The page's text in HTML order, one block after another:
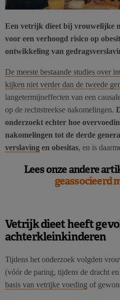
Een vetrijk dieet bij vrouwelijke
voor een verhoogd risico op
ontwikkeling van
De meeste bestaande studies over
kijken niet verder dan de tweede
langetermijneffecten van een
op de rechtstreekse nakomelingen.
onderzoekt echter hoe
nakomelingen tot de derde
verslaving en obesitas, en is
Lees onze andere
geassocieerd
Vetrijk dieet heeft
achterkleinkinderen
Tijdens het onderzoek volgden
(vóór de paring, tijdens de dracht
basis van vetrijke voeding of